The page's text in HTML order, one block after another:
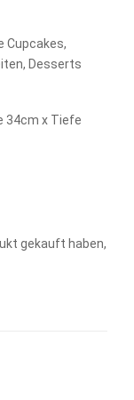
Cupcakes,
Desserts
34cm x Tiefe
gekauft haben,